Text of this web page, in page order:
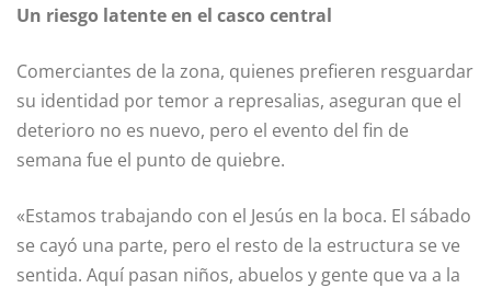
Un riesgo latente en el casco central
Comerciantes de la zona, quienes prefieren resguardar
su identidad por temor a represalias, aseguran que el
deterioro no es nuevo, pero el evento del fin de
semana fue el punto de quiebre.
«Estamos trabajando con el Jesús en la boca. El sábado
se cayó una parte, pero el resto de la estructura se ve
sentida. Aquí pasan niños, abuelos y gente que va a la